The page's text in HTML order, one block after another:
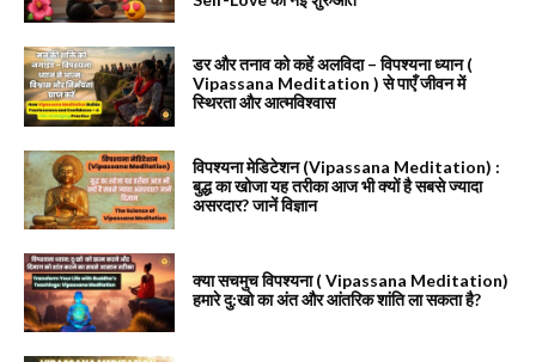
डर और तनाव को कहें अलविदा – विपश्यना ध्यान (
Vipassana Meditation ) से पाएँ जीवन में
स्थिरता और आत्मविश्वास
विपश्यना मेडिटेशन (Vipassana Meditation) :
बुद्ध का खोजा यह तरीका आज भी क्यों है सबसे ज्यादा
असरदार? जानें विज्ञान
क्या सचमुच विपश्यना ( Vipassana Meditation)
हमारे दु:खो का अंत और आंतरिक शांति ला सकता है?